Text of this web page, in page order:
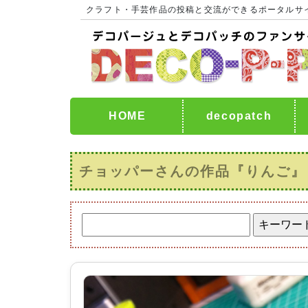
クラフト・手芸作品の投稿と交流ができるポータル
HOME decopatch
チョッパーさんの作品『りんご』